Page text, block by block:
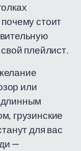
стоит
плейлист.
или
грузинские
для вас
—